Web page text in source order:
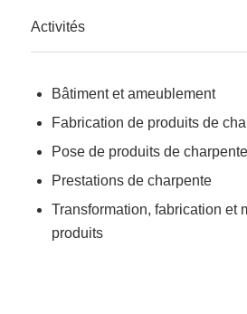
Activités
Bâtiment et ameublement
Fabrication de produits de
Pose de produits de charpente
Prestations de charpente
Transformation, fabrication et
produits